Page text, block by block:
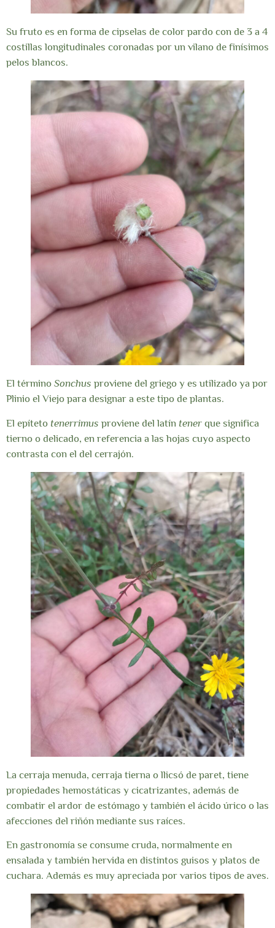
Su fruto es en forma de cipselas de color pardo con de 3 a 4
costillas longitudinales coronadas por un vilano de finísimos
pelos blancos.
El término Sonchus proviene del griego y es utilizado ya por
Plinio el Viejo para designar a este tipo de plantas.
El epíteto tenerrimus proviene del latín tener que significa
tierno o delicado, en referencia a las hojas cuyo aspecto
contrasta con el del cerrajón.
La cerraja menuda, cerraja tierna o llicsó de paret, tiene
propiedades hemostáticas y cicatrizantes, además de
combatir el ardor de estómago y también el ácido úrico o las
afecciones del riñón mediante sus raíces.
En gastronomía se consume cruda, normalmente en
ensalada y también hervida en distintos guisos y platos de
cuchara. Además es muy apreciada por varios tipos de aves.